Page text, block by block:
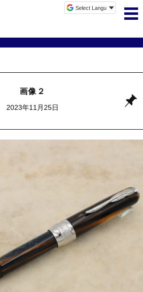
画像２
2023年11月25日